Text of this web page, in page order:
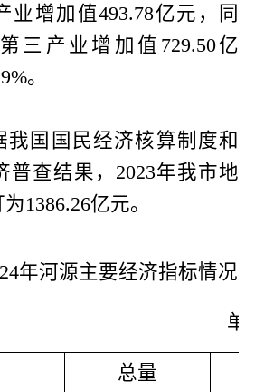
业增加值493.78亿元，同
三产业增加值 729.50亿
%。
我国国民经济核算制度和
查结果， 2023年我市地
为1386.26亿元。
年河源主要经济指标情况
单
总量